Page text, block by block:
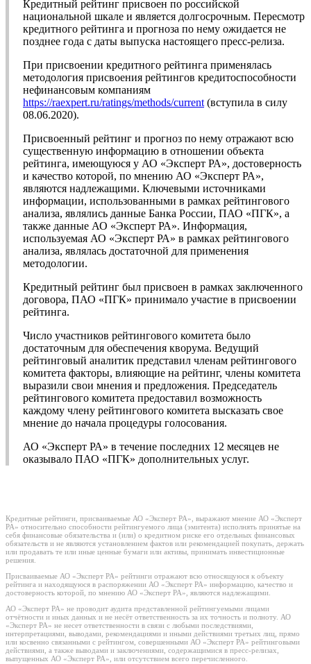
Кредитный рейтинг присвоен по российской
национальной шкале и является долгосрочным. Пересмотр
кредитного рейтинга и прогноза по нему ожидается не
позднее года с даты выпуска настоящего пресс-релиза.
При присвоении кредитного рейтинга применялась
методология присвоения рейтингов кредитоспособности
нефинансовым компаниям
https://raexpert.ru/ratings/methods/current (вступила в силу
08.06.2020).
Присвоенный рейтинг и прогноз по нему отражают всю
существенную информацию в отношении объекта
рейтинга, имеющуюся у АО «Эксперт РА», достоверность
и качество которой, по мнению АО «Эксперт РА»,
являются надлежащими. Ключевыми источниками
информации, использованными в рамках рейтингового
анализа, являлись данные Банка России, ПАО «ПГК», а
также данные АО «Эксперт РА». Информация,
используемая АО «Эксперт РА» в рамках рейтингового
анализа, являлась достаточной для применения
методологии.
Кредитный рейтинг был присвоен в рамках заключенного
договора, ПАО «ПГК» принимало участие в присвоении
рейтинга.
Число участников рейтингового комитета было
достаточным для обеспечения кворума. Ведущий
рейтинговый аналитик представил членам рейтингового
комитета факторы, влияющие на рейтинг, члены комитета
выразили свои мнения и предложения. Председатель
рейтингового комитета предоставил возможность
каждому члену рейтингового комитета высказать свое
мнение до начала процедуры голосования.
АО «Эксперт РА» в течение последних 12 месяцев не
оказывало ПАО «ПГК» дополнительных услуг.
Кредитные рейтинги, присваиваемые АО «Эксперт РА», выражают мнение АО «Эксперт
РА» относительно способности рейтингуемого лица (эмитента) исполнять принятые на
себя финансовые обязательства и (или) о кредитном риске его отдельных финансовых
обязательств и не являются установлением фактов или рекомендацией покупать, держать
или продавать те или иные ценные бумаги или активы, принимать инвестиционные
решения.
Присваиваемые АО «Эксперт РА» рейтинги отражают всю относящуюся к объекту
рейтинга и находящуюся в распоряжении АО «Эксперт РА» информацию, качество и
достоверность которой, по мнению АО «Эксперт РА», являются надлежащими.
АО «Эксперт РА» не проводит аудита представленной рейтингуемыми лицами
отчётности и иных данных и не несёт ответственность за их точность и полноту. АО
«Эксперт РА» не несет ответственности в связи с любыми последствиями,
интерпретациями, выводами, рекомендациями и иными действиями третьих лиц, прямо
или косвенно связанными с рейтингом, совершенными АО «Эксперт РА» рейтинговыми
действиями, а также выводами и заключениями, содержащимися в пресс-релизах,
выпущенных АО «Эксперт РА», или отсутствием всего перечисленного.